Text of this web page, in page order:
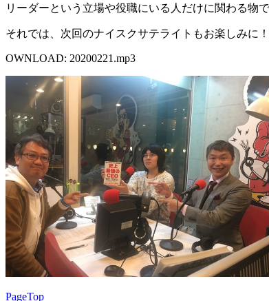
リーダーという立場や役職にいる人だけに関わる物
それでは、次回のナイスクサテライトもお楽しみに！
OWNLOAD: 20200221.mp3
PageTop